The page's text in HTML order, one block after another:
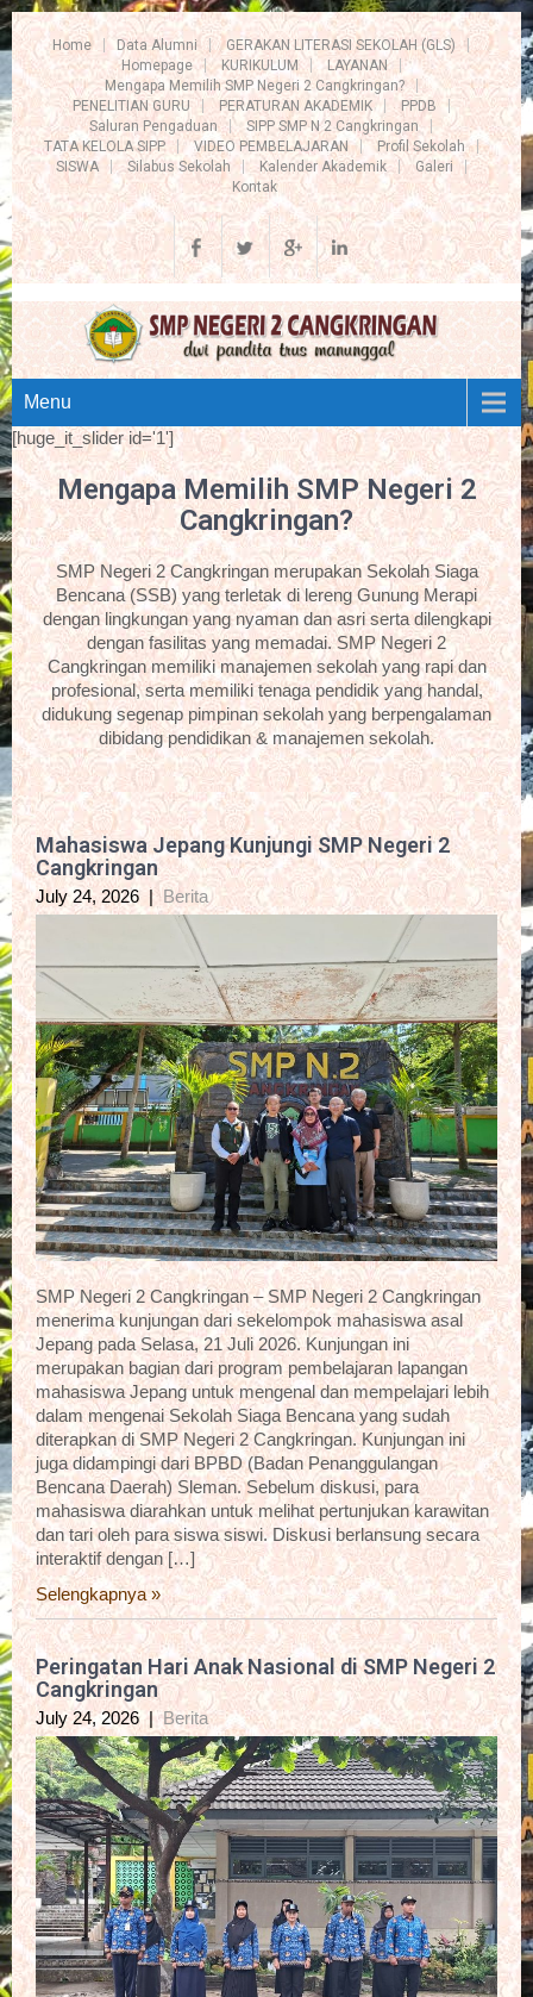
Home Data Alumni
GERAKAN LITERASI SEKOLAH (GLS)
Homepage
KURIKULUM
LAYANAN
Mengapa Memilih SMP Negeri 2 Cangkringan?
PENELITIAN GURU
PERATURAN AKADEMIK
PPDB
Saluran Pengaduan
SIPP SMP N 2 Cangkringan
TATA KELOLA SIPP
VIDEO PEMBELAJARAN
Profil Sekolah
SISWA
Silabus Sekolah Kalender Akademik
Galeri
Kontak
Menu
[huge_it_slider id='1']
Mengapa Memilih SMP Negeri 2
Cangkringan?
SMP Negeri 2 Cangkringan merupakan Sekolah Siaga
Bencana (SSB) yang terletak di lereng Gunung Merapi
dengan lingkungan yang nyaman dan asri serta dilengkapi
dengan fasilitas yang memadai. SMP Negeri 2
Cangkringan memiliki manajemen sekolah yang rapi dan
profesional, serta memiliki tenaga pendidik yang handal,
didukung segenap pimpinan sekolah yang berpengalaman
dibidang pendidikan & manajemen sekolah.
Mahasiswa Jepang Kunjungi SMP Negeri 2
Cangkringan
July 24, 2026 |Berita
SMP Negeri 2 Cangkringan – SMP Negeri 2 Cangkringan
menerima kunjungan dari sekelompok mahasiswa asal
Jepang pada Selasa, 21 Juli 2026. Kunjungan ini
merupakan bagian dari program pembelajaran lapangan
mahasiswa Jepang untuk mengenal dan mempelajari lebih
dalam mengenai Sekolah Siaga Bencana yang sudah
diterapkan di SMP Negeri 2 Cangkringan. Kunjungan ini
juga didampingi dari BPBD (Badan Penanggulangan
Bencana Daerah) Sleman. Sebelum diskusi, para
mahasiswa diarahkan untuk melihat pertunjukan karawitan
dan tari oleh para siswa siswi. Diskusi berlansung secara
interaktif dengan […]
Selengkapnya »
Peringatan Hari Anak Nasional di SMP Negeri 2
Cangkringan
July 24, 2026 |Berita